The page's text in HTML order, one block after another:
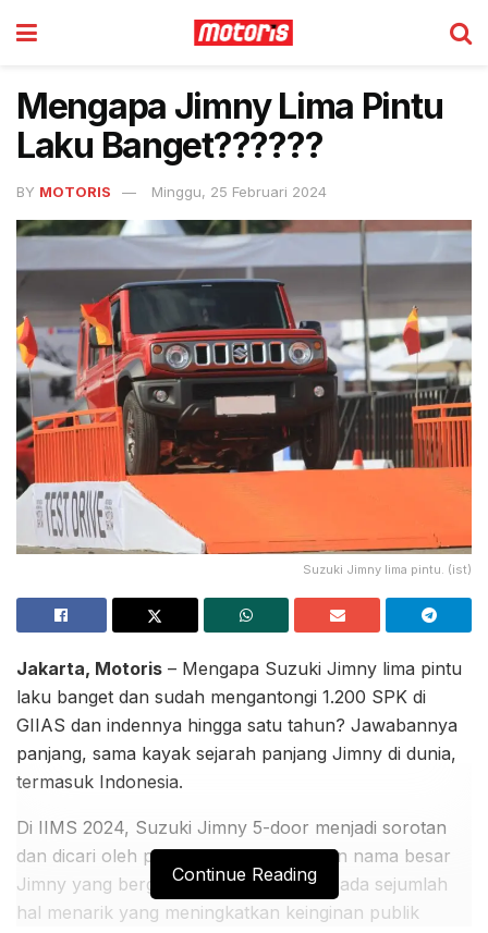
Mengapa Jimny Lima Pintu
Laku Banget??????
BY MOTORIS Minggu, 25 Februari 2024
Suzuki Jimny lima pintu. (ist)
Jakarta, Motoris – Mengapa Suzuki Jimny lima pintu
laku banget dan sudah mengantongi 1.200 SPK di
GIIAS dan indennya hingga satu tahun? Jawabannya
panjang, sama kayak sejarah panjang Jimny di dunia,
termasuk Indonesia.
Di IIMS 2024, Suzuki Jimny 5-door menjadi sorotan
dan dicari oleh para pencintanya. Selain nama besar
Jimny yang bergengsi dan melegenda, ada sejumlah
hal menarik yang meningkatkan keinginan publik
Continue Reading